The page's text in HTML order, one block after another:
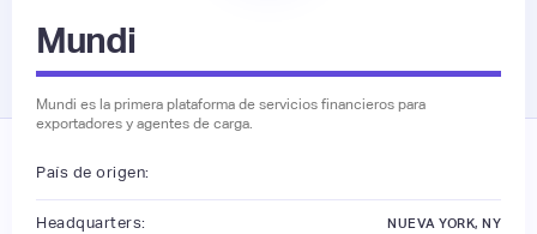
Mundi
Mundi es la primera plataforma de servicios financieros para
exportadores y agentes de carga.
País de origen:
Headquarters: NUEVA YORK, NY